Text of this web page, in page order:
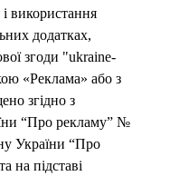
використання
додатках,
згоди "ukraine-
«Реклама» або з
згідно з
“Про рекламу” №
України “Про
на підставі